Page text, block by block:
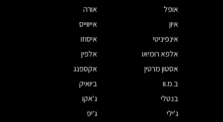
אופל
אורה
איון
אייווייס
אינפיניטי
איסוזו
אלפא רומיאו
אלפין
אסטון מרטין
אקספנג
ב.מ.וו
ביואיק
בנטלי
ג'אקו
ג'ילי
ג'יפ